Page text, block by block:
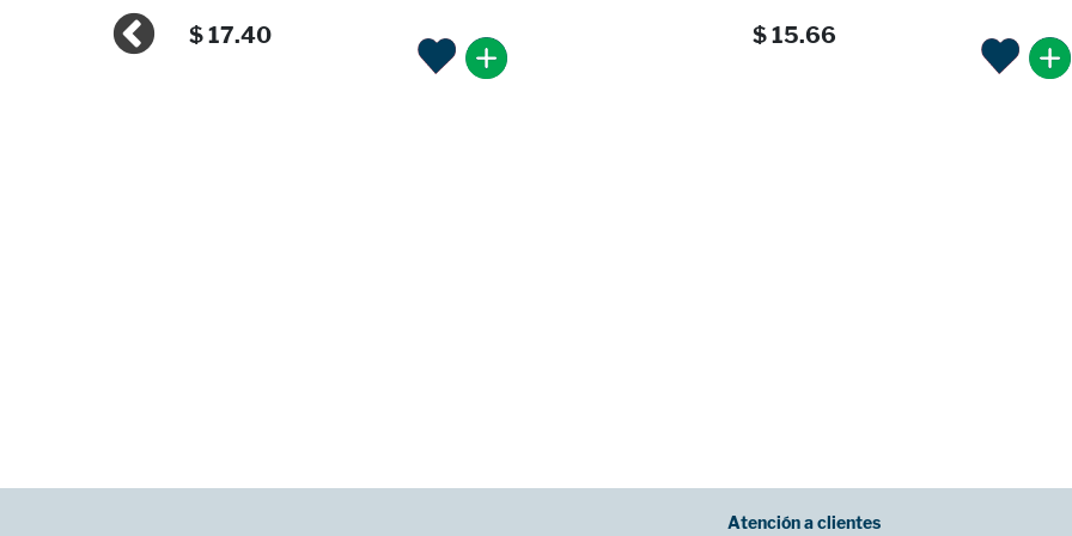
$ 17.40 $ 15.66
Atención a clientes